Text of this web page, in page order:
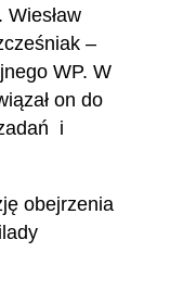
–
WP. W
on do
i
obejrzenia